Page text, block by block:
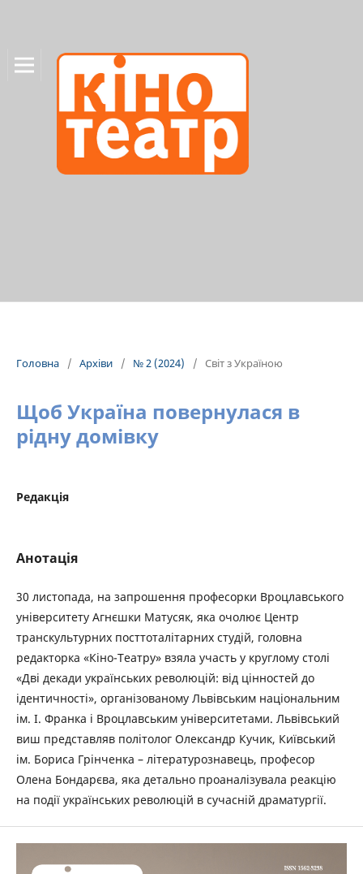
Головна / Архіви / № 2 (2024) / Світ з Україною
Щоб Україна повернулася в
рідну домівку
Редакція
Анотація
30 листопада, на запрошення професорки Вроцлавського
університету Агнєшки Матусяк, яка очолює Центр
транскультурних посттоталітарних студій, головна
редакторка «Кіно-Театру» взяла участь у круглому столі
«Дві декади українських революцій: від цінностей до
ідентичності», організованому Львівським національним
ім. І. Франка і Вроцлавським університетами. Львівський
виш представляв політолог Олександр Кучик, Київський
ім. Бориса Грінченка – літературознавець, професор
Олена Бондарєва, яка детально проаналізувала реакцію
на події українських революцій в сучасній драматургії.